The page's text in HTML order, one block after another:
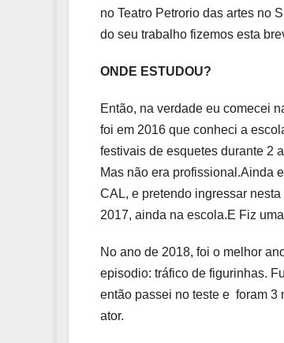
no Teatro Petrorio das artes no
do seu trabalho fizemos esta
ONDE ESTUDOU?
Então, na verdade eu comecei
foi em 2016 que conheci a
festivais de esquetes durante 2
Mas não era profissional.Ainda
CAL, e pretendo ingressar
2017, ainda na escola.E Fiz
No ano de 2018, foi o melhor
episodio: tráfico de figurinhas.
então passei no teste e foram 3
ator.